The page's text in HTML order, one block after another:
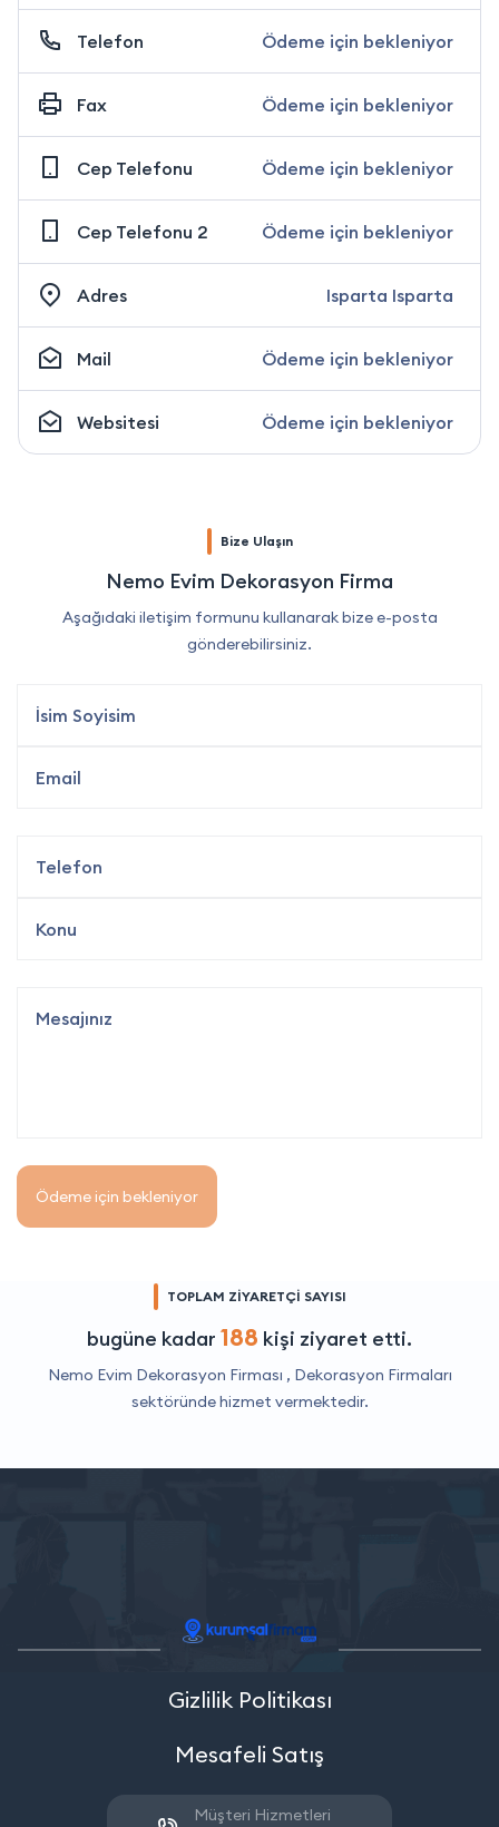
Telefon Ödeme için bekleniyor
Fax Ödeme için bekleniyor
Cep Telefonu Ödeme için bekleniyor
Cep Telefonu 2 Ödeme için bekleniyor
Adres Isparta Isparta
Mail Ödeme için bekleniyor
Websitesi Ödeme için bekleniyor
Bize Ulaşın
Nemo Evim Dekorasyon Firma
Aşağıdaki iletişim formunu kullanarak bize e-posta
gönderebilirsiniz.
Ödeme için bekleniyor
TOPLAM ZİYARETÇİ SAYISI
bugüne kadar 188 kişi ziyaret etti.
Nemo Evim Dekorasyon Firması , Dekorasyon Firmaları
sektöründe hizmet vermektedir.
Gizlilik Politikası
Mesafeli Satış
Müşteri Hizmetleri